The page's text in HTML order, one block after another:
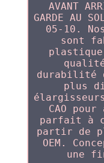
AVANT
GARDE AU
05-10.
sont
durabilité
plus
CAO
parfait à
partir de
OEM.
une